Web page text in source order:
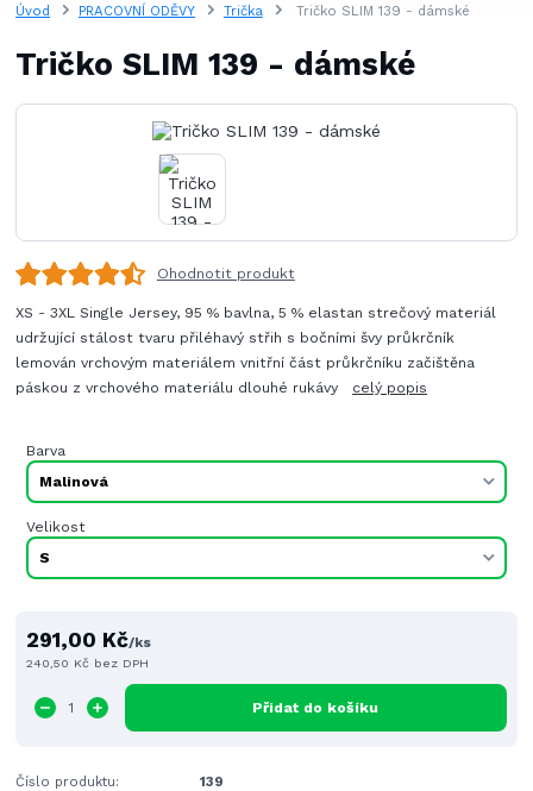
Úvod PRACOVNÍ ODĚVY Trička Tričko SLIM 139 - dámské
Tričko SLIM 139 - dámské
Ohodnotit produkt
XS - 3XL Single Jersey, 95 % bavlna, 5 % elastan strečový materiál
udržující stálost tvaru přiléhavý střih s bočními švy průkrčník
lemován vrchovým materiálem vnitřní část průkrčníku začištěna
páskou z vrchového materiálu dlouhé rukávy celý popis
Barva
Velikost
291,00 Kč/ks
240,50 Kč bez DPH
Přidat do košíku
Číslo produktu: 139